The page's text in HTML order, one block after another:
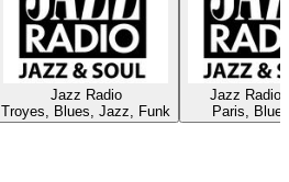
Jazz Radio
Troyes, Blues, Jazz, Funk
Jazz Radio
Paris,